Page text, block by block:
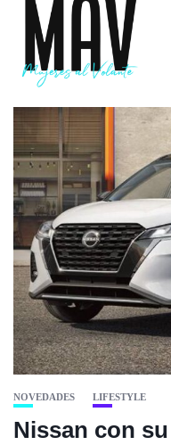
NOVEDADES LIFESTYLE
Nissan con